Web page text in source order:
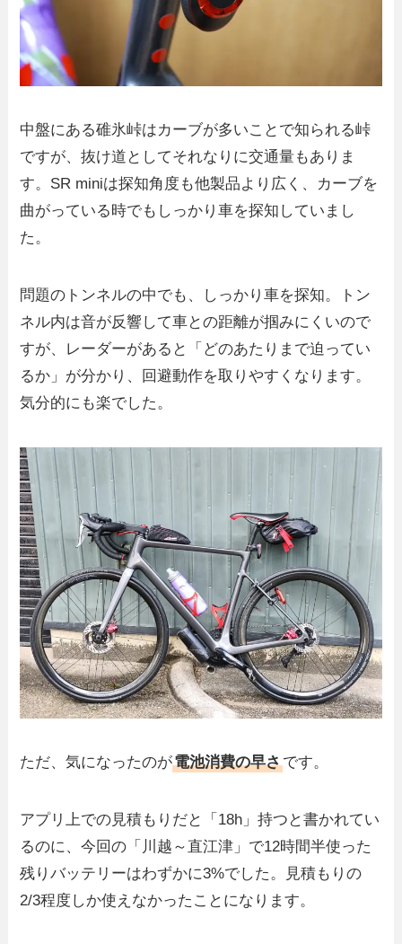
中盤にある碓氷峠はカーブが多いことで知られる峠
ですが、抜け道としてそれなりに交通量もありま
す。SR miniは探知角度も他製品より広く、カーブを
曲がっている時でもしっかり車を探知していまし
た。
問題のトンネルの中でも、しっかり車を探知。トン
ネル内は音が反響して車との距離が掴みにくいので
すが、レーダーがあると「どのあたりまで迫ってい
るか」が分かり、回避動作を取りやすくなります。
気分的にも楽でした。
ただ、気になったのが電池消費の早さです。
アプリ上での見積もりだと「18h」持つと書かれてい
るのに、今回の「川越～直江津」で12時間半使った
残りバッテリーはわずかに3%でした。見積もりの
2/3程度しか使えなかったことになります。